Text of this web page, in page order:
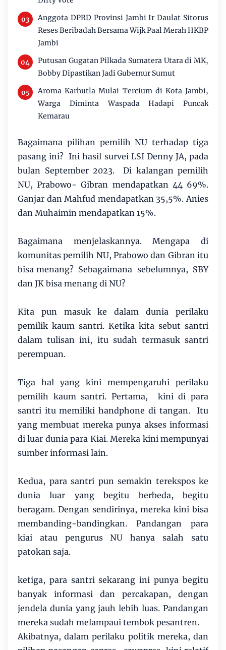
Anggota DPRD Provinsi Jambi Ir Daulat Sitorus
Reses Beribadah Bersama Wijk Paal Merah HKBP
Jambi
Putusan Gugatan Pilkada Sumatera Utara di MK,
Bobby Dipastikan Jadi Gubernur Sumut
Aroma Karhutla Mulai Tercium di Kota Jambi,
Warga Diminta Waspada Hadapi Puncak
Kemarau
Bagaimana pilihan pemilih NU terhadap tiga
pasang ini? Ini hasil survei LSI Denny JA, pada
bulan September 2023. Di kalangan pemilih
NU, Prabowo- Gibran mendapatkan 44 69%.
Ganjar dan Mahfud mendapatkan 35,5%. Anies
dan Muhaimin mendapatkan 15%.
Bagaimana menjelaskannya. Mengapa di
komunitas pemilih NU, Prabowo dan Gibran itu
bisa menang? Sebagaimana sebelumnya, SBY
dan JK bisa menang di NU?
Kita pun masuk ke dalam dunia perilaku
pemilik kaum santri. Ketika kita sebut santri
dalam tulisan ini, itu sudah termasuk santri
perempuan.
Tiga hal yang kini mempengaruhi perilaku
pemilih kaum santri. Pertama, kini di para
santri itu memiliki handphone di tangan. Itu
yang membuat mereka punya akses informasi
di luar dunia para Kiai. Mereka kini mempunyai
sumber informasi lain.
Kedua, para santri pun semakin terekspos ke
dunia luar yang begitu berbeda, begitu
beragam. Dengan sendirinya, mereka kini bisa
membanding-bandingkan. Pandangan para
kiai atau pengurus NU hanya salah satu
patokan saja.
ketiga, para santri sekarang ini punya begitu
banyak informasi dan percakapan, dengan
jendela dunia yang jauh lebih luas. Pandangan
mereka sudah melampaui tembok pesantren.
Akibatnya, dalam perilaku politik mereka, dan